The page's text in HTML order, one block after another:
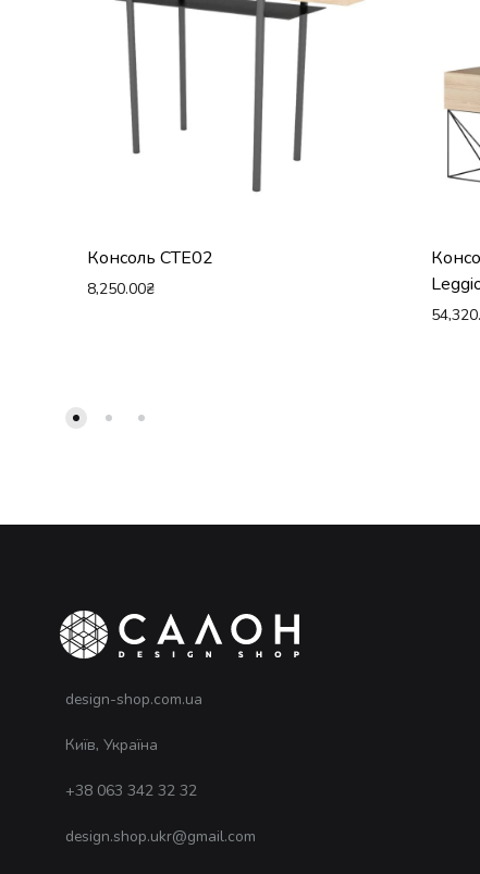
Консоль CTE02
8,250.00₴
design-shop.com.ua
Київ, Україна
+38 063 342 32 32
design.shop.ukr@gmail.com